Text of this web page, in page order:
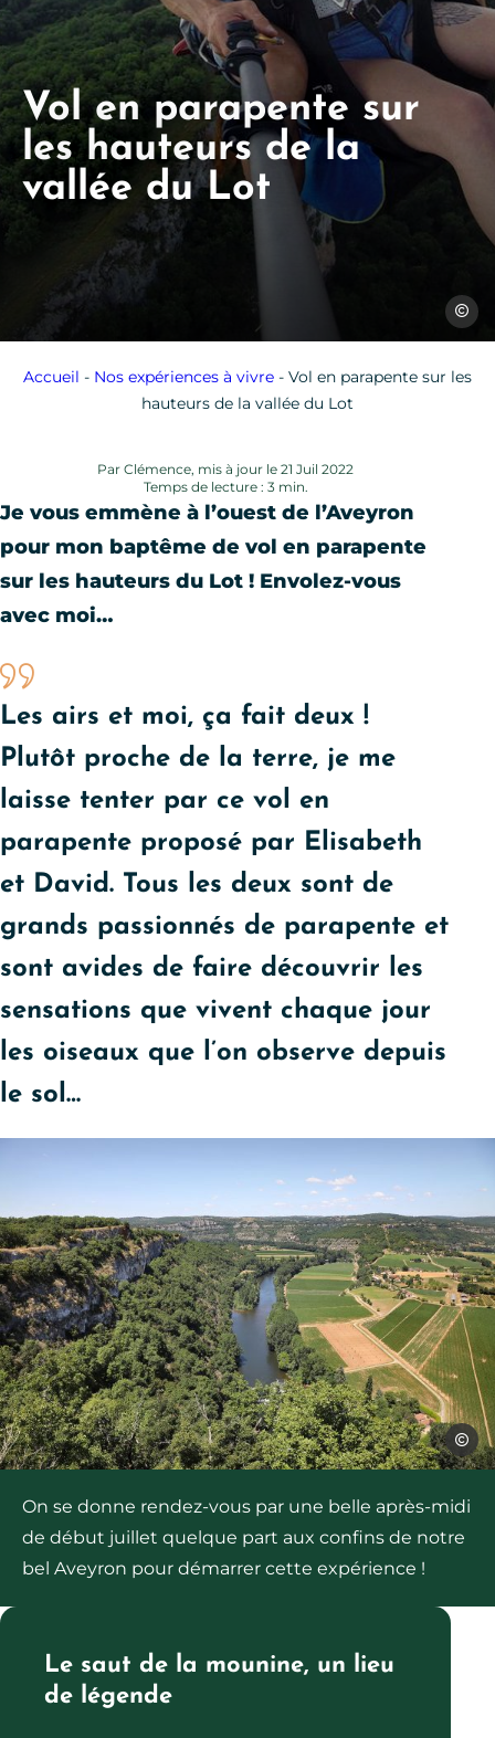
Vol en parapente sur
les hauteurs de la
vallée du Lot
Accueil - Nos expériences à vivre - Vol en parapente sur les
hauteurs de la vallée du Lot
Par Clémence, mis à jour le 21 Juil 2022
Temps de lecture : 3 min.
Je vous emmène à l’ouest de l’Aveyron
pour mon baptême de vol en parapente
sur les hauteurs du Lot ! Envolez-vous
avec moi…
Les airs et moi, ça fait deux !
Plutôt proche de la terre, je me
laisse tenter par ce vol en
parapente proposé par Elisabeth
et David. Tous les deux sont de
grands passionnés de parapente et
sont avides de faire découvrir les
sensations que vivent chaque jour
les oiseaux que l’on observe depuis
le sol…
On se donne rendez-vous par une belle après-midi
de début juillet quelque part aux confins de notre
bel Aveyron pour démarrer cette expérience !
Le saut de la mounine, un lieu
de légende